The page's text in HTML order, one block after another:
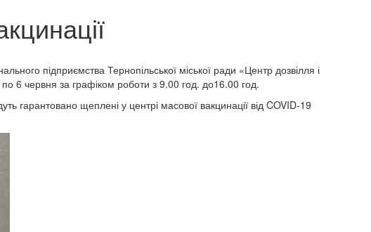
підприємства Тернопільської міської ради «Центр дозвілля і
6 червня за графіком роботи з 9.00 год. до16.00 год.
гарантовано щеплені у центрі масової вакцинації від COVID-19